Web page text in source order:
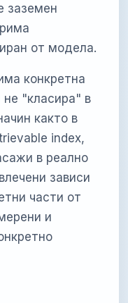
заземен
от модела.
конкретна
"класира" в
както в
index,
в реално
зависи
части от
и